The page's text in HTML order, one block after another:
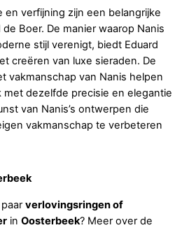
en verfijning zijn een belangrijke
Boer. De manier waarop Nanis
stijl verenigt, biedt Eduard
creëren van luxe sieraden. De
vakmanschap van Nanis helpen
met dezelfde precisie en elegantie
van Nanis’s ontwerpen die
vakmanschap te verbeteren
verlovingsringen of
in Oosterbeek? Meer over de